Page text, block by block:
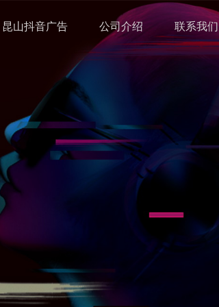
昆山抖音广告 公司介绍 联系我们